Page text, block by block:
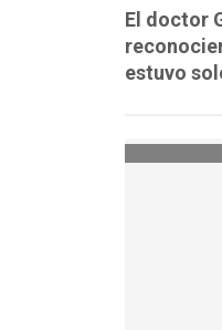
El doctor
estuvo